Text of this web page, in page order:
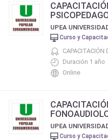
Curso y
CAPACITACIÓN
Duración 1 año
Online
Curso y